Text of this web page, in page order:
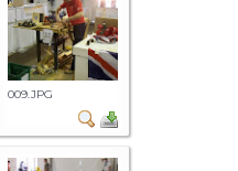
009.JPG